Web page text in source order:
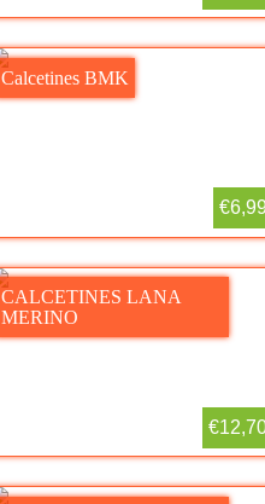
Calcetines BMK
CALCETINES LANA
MERINO